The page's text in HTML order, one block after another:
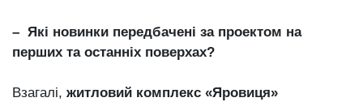
– Які новинки передбачені за проектом на
перших та останніх поверхах?
Взагалі, житловий комплекс «Яровиця»